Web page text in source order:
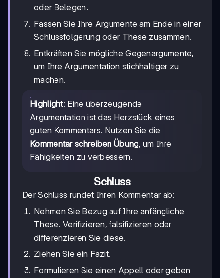
oder Belegen.
Fassen Sie Ihre Argumente am Ende in einer
Schlussfolgerung oder These zusammen.
Entkräften Sie mögliche Gegenargumente,
um Ihre Argumentation stichhaltiger zu
machen.
Highlight: Eine überzeugende
Argumentation ist das Herzstück eines
guten Kommentars. Nutzen Sie die
Kommentar schreiben Übung, um Ihre
Fähigkeiten zu verbessern.
Schluss
Der Schluss rundet Ihren Kommentar ab:
Nehmen Sie Bezug auf Ihre anfängliche
These. Verifizieren, falsifizieren oder
differenzieren Sie diese.
Ziehen Sie ein Fazit.
Formulieren Sie einen Appell oder geben